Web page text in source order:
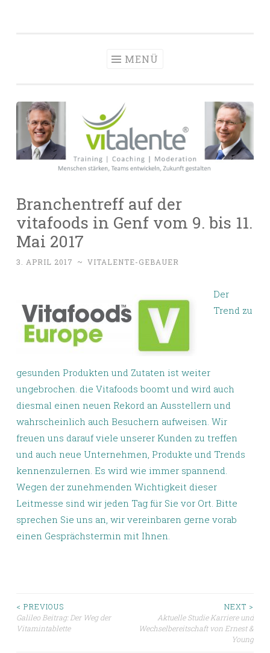
MENÜ
Branchentreff auf der
vitafoods in Genf vom 9. bis 11.
Mai 2017
3. APRIL 2017 ~ VITALENTE-GEBAUER
Der
Trend zu
gesunden Produkten und Zutaten ist weiter
ungebrochen. die Vitafoods boomt und wird auch
diesmal einen neuen Rekord an Ausstellern und
wahrscheinlich auch Besuchern aufweisen. Wir
freuen uns darauf viele unserer Kunden zu treffen
und auch neue Unternehmen, Produkte und Trends
kennenzulernen. Es wird wie immer spannend.
Wegen der zunehmenden Wichtigkeit dieser
Leitmesse sind wir jeden Tag für Sie vor Ort. Bitte
sprechen Sie uns an, wir vereinbaren gerne vorab
einen Gesprächstermin mit Ihnen.
Beitragsnavigation
< PREVIOUS
Galileo Beitrag: Der Weg der
Vitamintablette
NEXT >
Aktuelle Studie Karriere und
Wechselbereitschaft von Ernest &
Young